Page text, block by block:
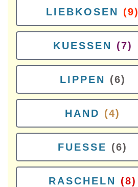
LIEBKOSEN (9)
KUESSEN (7)
LIPPEN (6)
HAND (4)
FUESSE (6)
RASCHELN (8)